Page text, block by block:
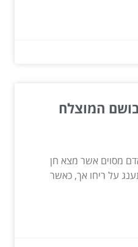
המוצלח
מסוים אשר מצא חן
על ריחו אך, כאשר